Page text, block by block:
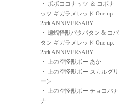
・ ボボココナッツ ＆ コボナ
ッツ ギガラメレッド One up.
25th ANNIVERSARY
・ 蝙蝠怪獣パタパタン & コパ
タン ギガラメレッド One up.
25th ANNIVERSARY
・ 上の空怪獣ボー あか
・ 上の空怪獣ボー スカルグリ
ーン
・ 上の空怪獣ボー チョコバナ
ナ